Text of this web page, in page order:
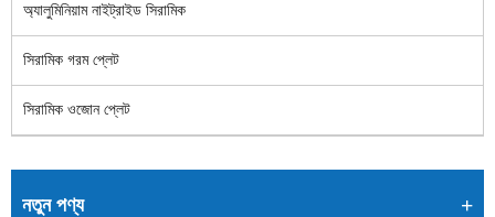
অ্যালুমিনিয়াম নাইট্রাইড সিরামিক
সিরামিক গরম প্লেট
সিরামিক ওজোন প্লেট
নতুন পণ্য